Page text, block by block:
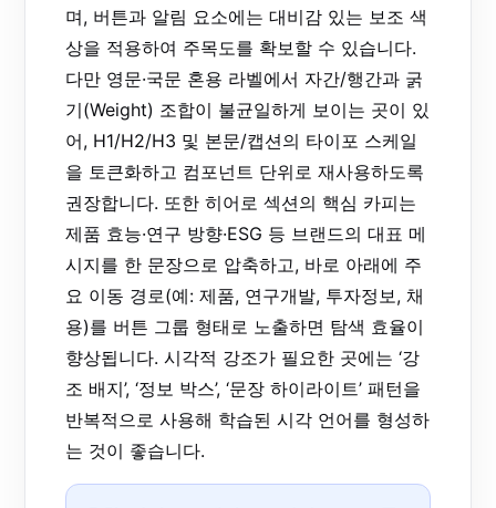
며, 버튼과 알림 요소에는 대비감 있는 보조 색
상을 적용하여 주목도를 확보할 수 있습니다.
다만 영문·국문 혼용 라벨에서 자간/행간과 굵
기(Weight) 조합이 불균일하게 보이는 곳이 있
어, H1/H2/H3 및 본문/캡션의 타이포 스케일
을 토큰화하고 컴포넌트 단위로 재사용하도록
권장합니다. 또한 히어로 섹션의 핵심 카피는
제품 효능·연구 방향·ESG 등 브랜드의 대표 메
시지를 한 문장으로 압축하고, 바로 아래에 주
요 이동 경로(예: 제품, 연구개발, 투자정보, 채
용)를 버튼 그룹 형태로 노출하면 탐색 효율이
향상됩니다. 시각적 강조가 필요한 곳에는 ‘강
조 배지’, ‘정보 박스’, ‘문장 하이라이트’ 패턴을
반복적으로 사용해 학습된 시각 언어를 형성하
는 것이 좋습니다.